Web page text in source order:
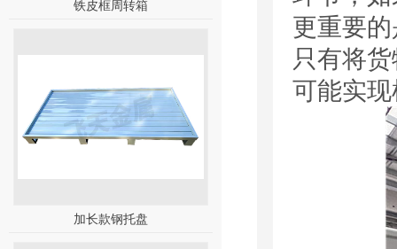
铁皮框周转箱
加长款钢托盘
更重要
只有将
可能实